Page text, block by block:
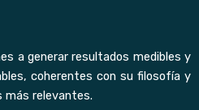
a generar resultados medibles y
coherentes con su filosofía y
relevantes.